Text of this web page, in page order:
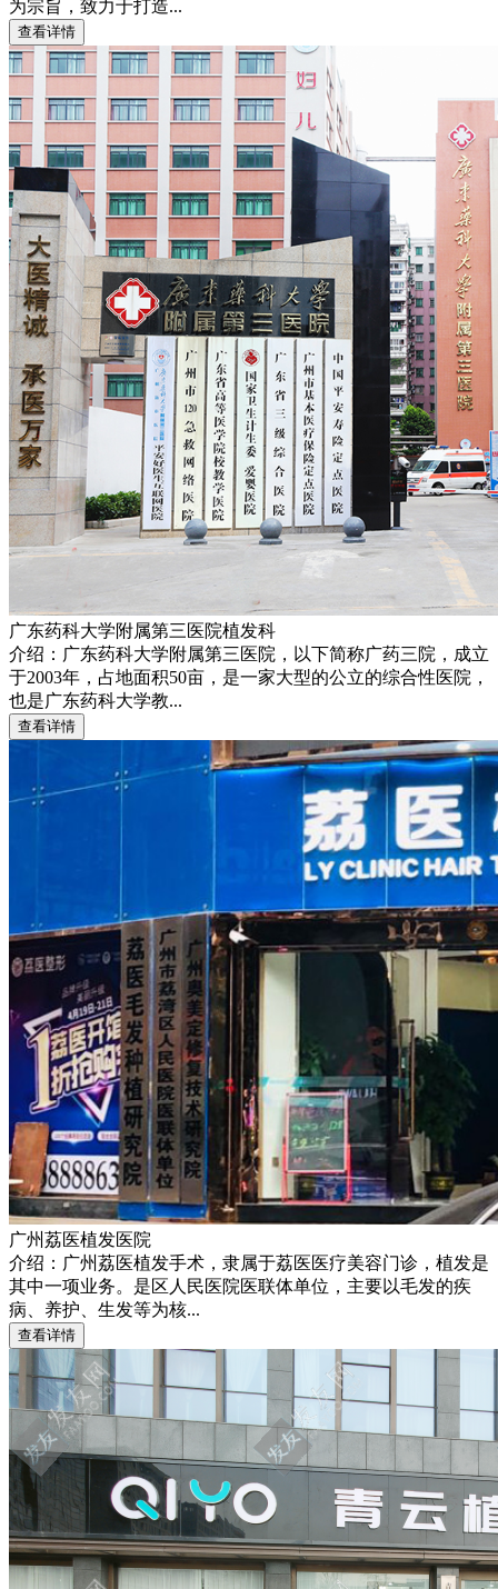
为宗旨，致力于打造...
广东药科大学附属第三医院植发科
介绍：广东药科大学附属第三医院，以下简称广药三院，成立
于2003年，占地面积50亩，是一家大型的公立的综合性医院，
也是广东药科大学教...
广州荔医植发医院
介绍：广州荔医植发手术，隶属于荔医医疗美容门诊，植发是
其中一项业务。是区人民医院医联体单位，主要以毛发的疾
病、养护、生发等为核...